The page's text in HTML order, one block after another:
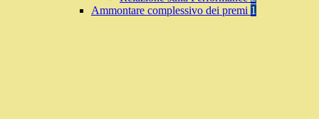
Ammontare complessivo dei premi 1